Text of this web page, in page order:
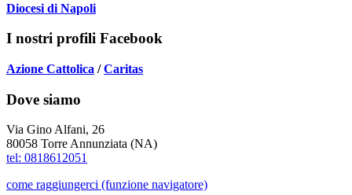
Diocesi di Napoli
I nostri profili Facebook
Azione Cattolica /Caritas
Dove siamo
Via Gino Alfani, 26
80058 Torre Annunziata (NA)
tel: 0818612051
come raggiungerci (funzione navigatore)